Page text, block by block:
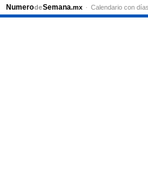
NumerodeSemana.mx Calendario con